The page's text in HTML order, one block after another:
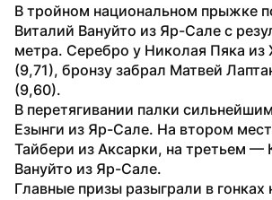
В тройном национальном прыжке
Виталий Вануйто из Яр-Сале с
метра. Серебро у Николая Пяка из
(9,71), бронзу забрал Матвей
(9,60).
В перетягивании палки
Езынги из Яр-Сале. На втором
Тайбери из Аксарки, на третьем —
Вануйто из Яр-Сале.
Главные призы разыграли в гонках